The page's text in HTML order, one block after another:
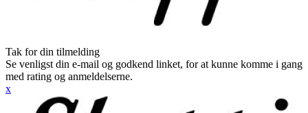
Tak for din tilmelding
Se venligst din e-mail og godkend linket, for at kunne komme i gang
med rating og anmeldelserne.
x